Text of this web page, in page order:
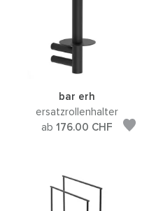
bar erh
ersatzrollenhalter
ab176.00 CHF